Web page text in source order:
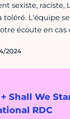
Shall We
RDC
sexiste, raciste,
L'équipe
écoute en cas
2024